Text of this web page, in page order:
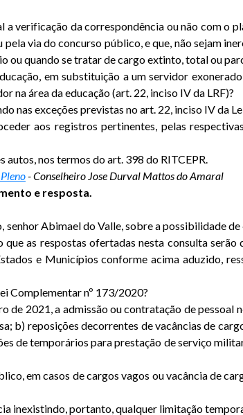
verificação da correspondência ou não com o
via do concurso público, e que, não sejam
ou quando se tratar de cargo extinto, total ou
em substituição a um servidor
na área da educação (art. 22, inciso IV da LRF)?
nas exceções previstas no art. 22, inciso IV da
aos registros pertinentes, pelas
autos, nos termos do art. 398 do RITCEPR.
- Conselheiro Jose Durval Mattos do Amaral
e resposta.
Abimael do Valle, sobre a possibilidade
as respostas ofertadas nesta consulta
e Municípios conforme acima aduzido,
Complementar nº 173/2020?
2021, a admissão ou contratação de pessoal
b) reposições decorrentes de vacâncias de
de temporários para prestação de serviço
em casos de cargos vagos ou vacância de
inexistindo, portanto, qualquer limitação